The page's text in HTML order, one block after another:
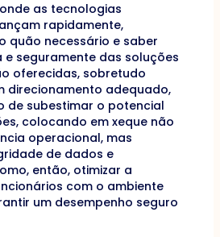
as tecnologias
rapidamente,
quão necessário e saber
seguramente das soluções
oferecidas, sobretudo
direcionamento adequado,
de subestimar o potencial
colocando em xeque não
operacional, mas
de dados e
então, otimizar a
com o ambiente
um desempenho seguro